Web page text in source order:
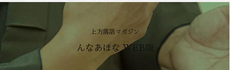
上方落語マガジン
んなあほな WEB版